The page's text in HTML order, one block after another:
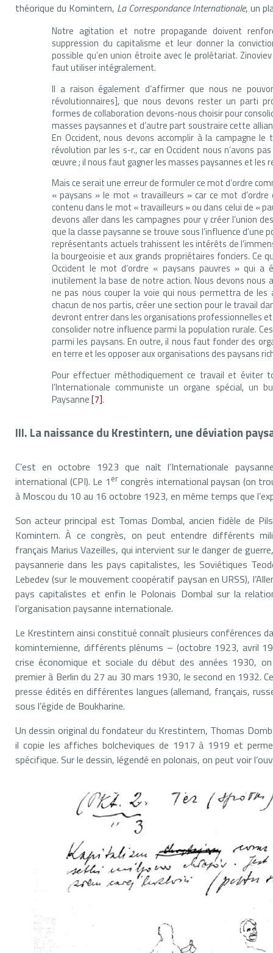
théorique du Komintern, La Correspondance Internationale, un
Notre agitation et notre propagande doivent
suppression du capitalisme et leur donner la
possible qu’en union étroite avec le prolétariat.
faut utiliser intégralement.
Il a raison également d’affirmer que nous ne
révolutionnaires], que nous devons rester un parti
formes de collaboration devons-nous choisir pour
masses paysannes et d’autre part soustraire cette
En Occident, nous devons accomplir à la campagne
révolution par les s-r., car en Occident nous n’avons
œuvre ; il nous faut gagner les masses paysannes et les
Mais ce serait une erreur de formuler ce mot d’ordre
« paysans » le mot « travailleurs » car ce mot
contenu dans le mot « travailleurs » ou dans celui de «
devons aller dans les campagnes pour y créer l’union
que la classe paysanne se trouve sous l’influence
représentants actuels trahissent les intérêts de
la bourgeoisie et aux grands propriétaires fonciers. Ce
Occident le mot d’ordre « paysans pauvres » qui a
inutilement la base de notre action. Nous devons nous
ne pas nous couper la voie qui nous permettra de
chacun de nos partis, créer une section pour le travail
devront entrer dans les organisations professionnelles
consolider notre influence parmi la population rurale.
parmi les paysans. En outre, il nous faut fonder des
en terre et les opposer aux organisations des paysans
Pour effectuer méthodiquement ce travail et éviter
l’Internationale communiste un organe spécial, un
Paysanne[7].
III. La naissance du Krestintern, une déviation
C’est en octobre 1923 que naît l’Internationale
international (CPI). Le 1 ercongrès international paysan (on
à Moscou du 10 au 16 octobre 1923, en même temps que
Son acteur principal est Tomas Dombal, ancien fidèle de
Komintern. À ce congrès, on peut entendre différents
français Marius Vazeilles, qui intervient sur le danger de
paysannerie dans les pays capitalistes, les Soviétiques
Lebedev (sur le mouvement coopératif paysan en URSS),
pays capitalistes et enfin le Polonais Dombal sur la
l’organisation paysanne internationale.
Le Krestintern ainsi constitué connaît plusieurs conférences
kominternienne, différents plénums – (octobre 1923, avril
crise économique et sociale du début des années 1930,
premier à Berlin du 27 au 30 mars 1930, le second en 1932.
presse édités en différentes langues (allemand, français,
sous l’égide de Boukharine.
Un dessin original du fondateur du Krestintern, Thomas
il copie les affiches bolcheviques de 1917 à 1919 et
spécifique. Sur le dessin, légendé en polonais, on peut voir